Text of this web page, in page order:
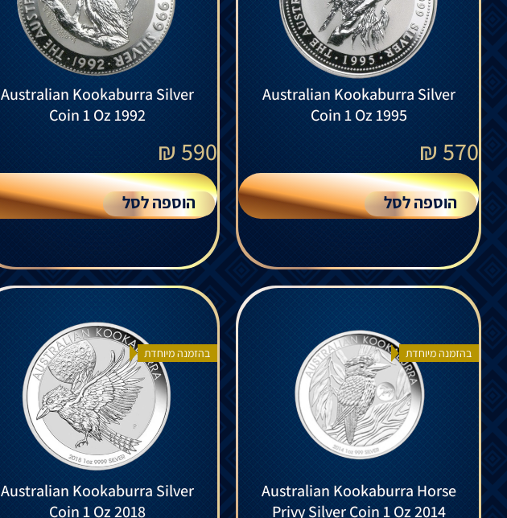
Australian Kookaburra Silver
Coin 1 Oz 1995
570
₪
הוספה לסל
Australian Kookaburra Silver
Coin 1 Oz 1992
590
₪
הוספה לסל
בהזמנה מיוחדת
Australian Kookaburra Horse
Privy Silver Coin 1 Oz 2014
בהזמנה מיוחדת
Australian Kookaburra Silver
Coin 1 Oz 2018